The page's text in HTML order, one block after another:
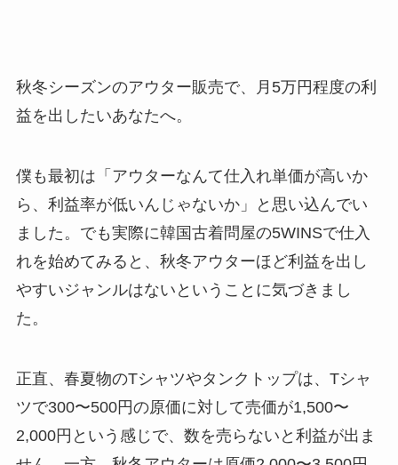
秋冬シーズンのアウター販売で、月5万円程度の利
益を出したいあなたへ。
僕も最初は「アウターなんて仕入れ単価が高いか
ら、利益率が低いんじゃないか」と思い込んでい
ました。でも実際に韓国古着問屋の5WINSで仕入
れを始めてみると、秋冬アウターほど利益を出し
やすいジャンルはないということに気づきまし
た。
正直、春夏物のTシャツやタンクトップは、Tシャ
ツで300〜500円の原価に対して売価が1,500〜
2,000円という感じで、数を売らないと利益が出ま